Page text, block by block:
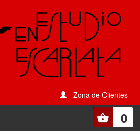
Zona de Clientes
0